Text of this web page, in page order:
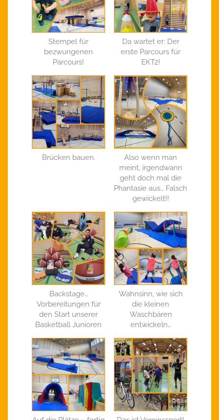
Stempel für
bezwungenen
Parcours!
Da wartet er: Der
erste Parcours für
EKT2!
Brücken bauen.
Also wenn man
meint, irgendwann
geht doch mal die
Phantasie aus… Falsch
gewickelt!!
Backstage…
Vorbereitungen für
den Start unserer
Basketball Junioren
Wahnsinn, wie sich
die kleinen
Waschbären
entwickeln…